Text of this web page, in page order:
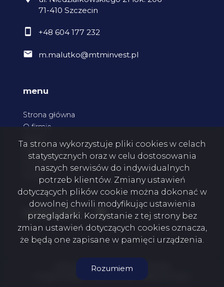
71-410 Szczecin
+48 604 177 232
m.malutko@mtminvest.pl
menu
Strona główna
O firmie
Kontakt
social media Facebook
MTM Invest Mateusz Malutko © 2026
Program dla biur nieruchomości
Galactica Virgo
Ta strona wykorzystuje pliki cookies w celach
statystycznych oraz w celu dostosowania
naszych serwisów do indywidualnych
potrzeb klientów. Zmiany ustawień
dotyczących plików cookie można dokonać w
dowolnej chwili modyfikując ustawienia
przeglądarki. Korzystanie z tej strony bez
zmian ustawień dotyczących cookies oznacza,
że będą one zapisane w pamięci urządzenia.
Rozumiem